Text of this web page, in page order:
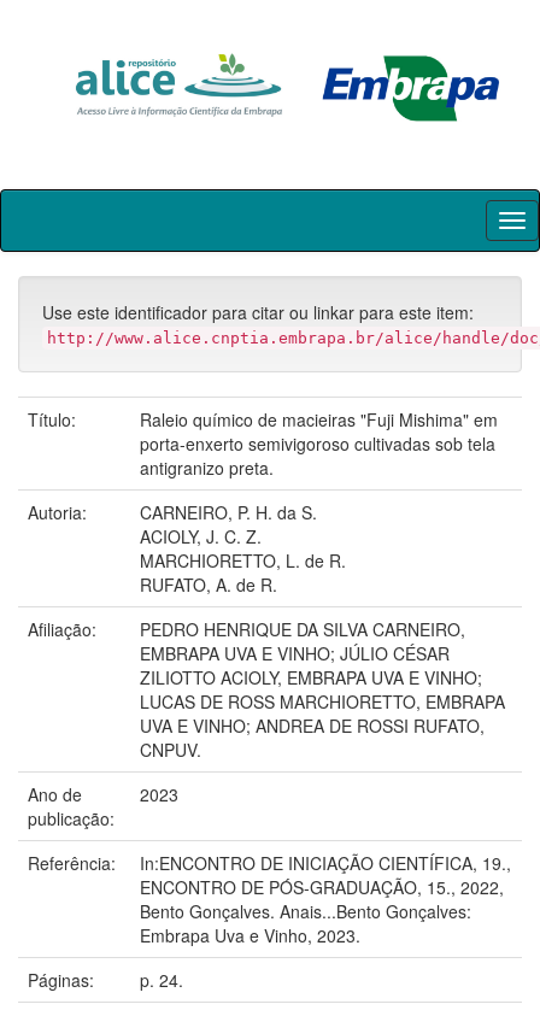
Skip
Use este identificador para citar ou linkar para este item:
http://www.alice.cnptia.embrapa.br/alice/handle/doc/
Título:
Raleio químico de macieiras "Fuji Mishima" em
porta-enxerto semivigoroso cultivadas sob tela
antigranizo preta.
Autoria:
CARNEIRO, P. H. da S.
ACIOLY, J. C. Z.
MARCHIORETTO, L. de R.
RUFATO, A. de R.
Afiliação:
PEDRO HENRIQUE DA SILVA CARNEIRO,
EMBRAPA UVA E VINHO; JÚLIO CÉSAR
ZILIOTTO ACIOLY, EMBRAPA UVA E VINHO;
LUCAS DE ROSS MARCHIORETTO, EMBRAPA
UVA E VINHO; ANDREA DE ROSSI RUFATO,
CNPUV.
Ano de
publicação:
2023
Referência:
In:ENCONTRO DE INICIAÇÃO CIENTÍFICA, 19.,
ENCONTRO DE PÓS-GRADUAÇÃO, 15., 2022,
Bento Gonçalves. Anais...Bento Gonçalves:
Embrapa Uva e Vinho, 2023.
Páginas:
p. 24.